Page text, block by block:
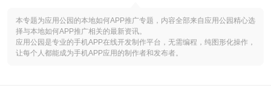
本专题为应用公园的本地如何APP推广专题，内容全部来自应用公园精心选
择与本地如何APP推广相关的最新资讯。
应用公园是专业的手机APP在线开发制作平台，无需编程，纯图形化操作，
让每个人都能成为手机APP应用的制作者和发布者。